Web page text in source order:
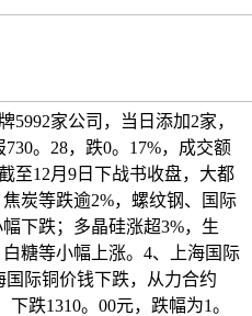
5992家公司，当日添加2家，
。28，跌0。17%，成交额
至12月9日下战书收盘，大都
炭等跌逾2%，螺纹钢、国际
下跌；多晶硅涨超3%，生
糖等小幅上涨。4、上海国际
国际铜价钱下跌，从力合约
下跌1310。00元，跌幅为1。